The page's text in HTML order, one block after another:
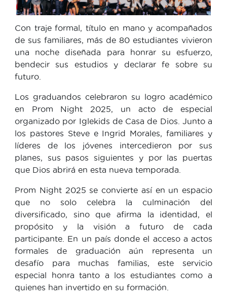
Con traje formal, título en mano y acompañados
de sus familiares, más de 80 estudiantes vivieron
una noche diseñada para honrar su esfuerzo,
bendecir sus estudios y declarar fe sobre su
futuro.
Los graduandos celebraron su logro académico
en Prom Night 2025, un acto de especial
organizado por Iglekids de Casa de Dios. Junto a
los pastores Steve e Ingrid Morales, familiares y
líderes de los jóvenes intercedieron por sus
planes, sus pasos siguientes y por las puertas
que Dios abrirá en esta nueva temporada.
Prom Night 2025 se convierte así en un espacio
que no solo celebra la culminación del
diversificado, sino que afirma la identidad, el
propósito y la visión a futuro de cada
participante. En un país donde el acceso a actos
formales de graduación aún representa un
desafío para muchas familias, este servicio
especial honra tanto a los estudiantes como a
quienes han invertido en su formación.